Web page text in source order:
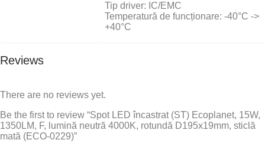
Tip driver: IC/EMC
Temperatură de funcționare: -40°C ->
+40°C
Reviews
There are no reviews yet.
Be the first to review “Spot LED încastrat (ST) Ecoplanet, 15W,
1350LM, F, lumină neutră 4000K, rotundă D195x19mm, sticlă
mată (ECO-0229)”